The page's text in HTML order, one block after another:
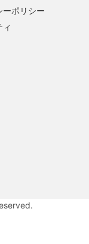
ーポリシー
ィ